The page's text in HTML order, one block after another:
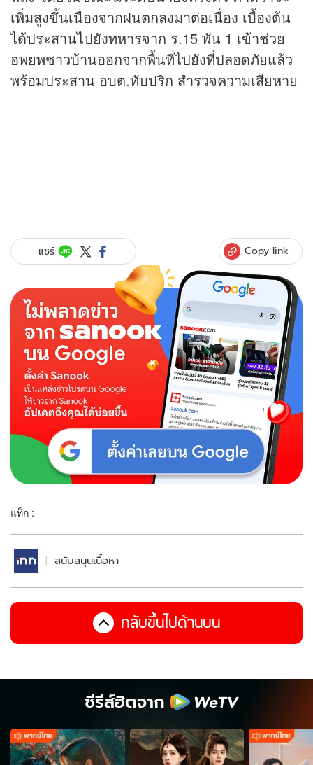
เพิ่มสูงขึ้นเนื่องจากฝนตกลงมาต่อเนื่อง เบื้องต้น
ได้ประสานไปยังทหารจาก ร.15 พัน 1 เข้าช่วย
อพยพชาวบ้านออกจากพื้นที่ไปยังที่ปลอดภัยแล้ว
พร้อมประสาน อบต.ทับปริก สำรวจความเสียหาย
แชร์ Copy link
แท็ก :
สนับสนุนเนื้อหา
กลับขึ้นไปด้านบน
ซีรีส์ฮิตจาก